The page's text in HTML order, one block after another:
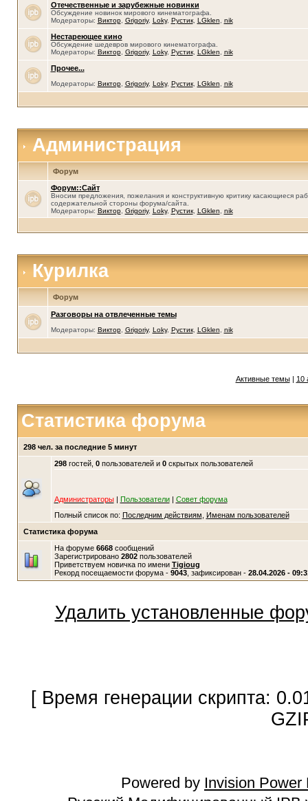
Отечественные и зарубежные новинки
Обсуждение новинок мирового кинематографа.
Модераторы: Виктор, Grigoriy, Loky, Рустик, LGklen nik
Нестареющее кино
Обсуждение шедевров мирового кинематографа.
Модераторы: Виктор, Grigoriy, Loky, Рустик, LGklen nik
Прочее...
Модераторы: Виктор, Grigoriy, Loky, Рустик, LGklen nik
Администрация
Форум
Форум::Сайт
Вносим предложения, пожелания и конструктивную критику касающиеся
содержательной стороны форума/сайта.
Модераторы: Виктор, Grigoriy, Loky, Рустик, LGklen nik
Курилка
Форум
Разговоры на отвлеченные темы
Модераторы: Виктор, Grigoriy, Loky, Рустик, LGklen nik
Активные темы| 10
Статистика форума
298 чел. за последние 5 минут
298гостей, 0пользователей и 0скрытых пользователей
Администраторы| Пользователи| Совет форума
Полный список по: Последним действиям
Именам пользователей
Статистика форума
На форуме 6668сообщений
Зарегистрировано 2802пользователей
Приветствуем новичка по имени Tigioug
Рекорд посещаемости форума - 9043, зафиксирован - 28.04.2026 -
Удалить установленные
[ Время генерации скрипта:
Powered by Invision Power